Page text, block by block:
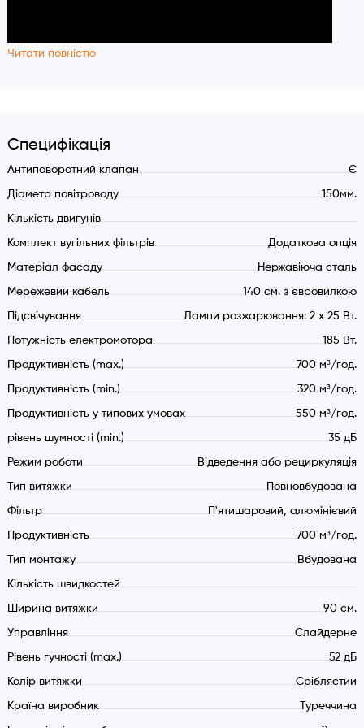
Огляд витяжки Fabiano Ecobox
Повновбудована модель з високою продуктивністю та
простим керуванням.
Матеріали. Особливості монтажу
Дана модель випускається у корпусі з високоякісної
Продуктивність. Управління
Витягуючий пристрій обладнано потужним мотором,
завдяки якому витяжка чудово очищає повітря на великій
Читати повністю
Специфікація
Антиповоротний клапан Є
Діаметр повітроводу 150мм.
Кількість двигунів
Комплект вугільних фільтрів Додаткова опція
Матеріал фасаду Нержавіюча сталь
Мережевий кабель 140 см. з євровилкою
Підсвічування Лампи розжарювання: 2 х 25 Вт.
Потужність електромотора 185 Вт.
Продуктивність (max.) 700 м³/год.
Продуктивність (min.) 320 м³/год.
Продуктивність у типових умовах 550 м³/год.
рівень шумності (min.) 35 дБ
Режим роботи Відведення або рециркуляція
Тип витяжки Повновбудована
Фільтр П'ятишаровий, алюмінієвий
Продуктивність 700 м³/год.
Тип монтажу Вбудована
Кількість швидкостей
Ширина витяжки 90 см.
Управління Слайдерне
Рівень гучності (max.) 52 дБ
Колір витяжки Сріблястий
Країна виробник Туреччина